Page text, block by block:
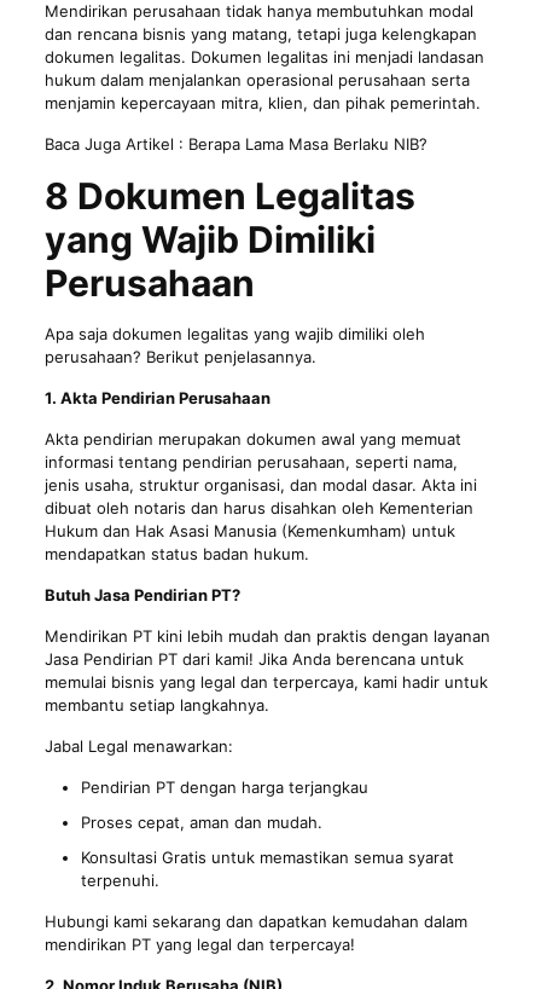
Mendirikan perusahaan tidak hanya membutuhkan modal
dan rencana bisnis yang matang, tetapi juga kelengkapan
dokumen legalitas. Dokumen legalitas ini menjadi landasan
hukum dalam menjalankan operasional perusahaan serta
menjamin kepercayaan mitra, klien, dan pihak pemerintah.
Baca Juga Artikel : Berapa Lama Masa Berlaku NIB?
8 Dokumen Legalitas
yang Wajib Dimiliki
Perusahaan
Apa saja dokumen legalitas yang wajib dimiliki oleh
perusahaan? Berikut penjelasannya.
1. Akta Pendirian Perusahaan
Akta pendirian merupakan dokumen awal yang memuat
informasi tentang pendirian perusahaan, seperti nama,
jenis usaha, struktur organisasi, dan modal dasar. Akta ini
dibuat oleh notaris dan harus disahkan oleh Kementerian
Hukum dan Hak Asasi Manusia (Kemenkumham) untuk
mendapatkan status badan hukum.
Butuh Jasa Pendirian PT?
Mendirikan PT kini lebih mudah dan praktis dengan layanan
Jasa Pendirian PTdari kami! Jika Anda berencana untuk
memulai bisnis yang legal dan terpercaya, kami hadir untuk
membantu setiap langkahnya.
Jabal Legal menawarkan:
Pendirian PT dengan harga terjangkau
Proses cepat, aman dan mudah.
Konsultasi Gratis untuk memastikan semua syarat
terpenuhi.
Hubungi kami sekarang dan dapatkan kemudahan dalam
mendirikan PT yang legal dan terpercaya!